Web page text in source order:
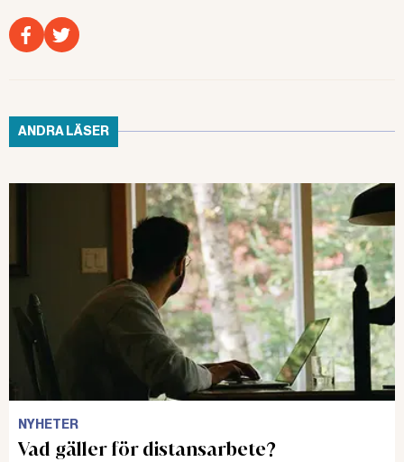
ANDRA LÄSER
NYHETER
Vad gäller för distansarbete?